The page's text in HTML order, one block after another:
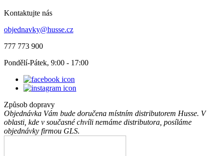
Kontaktujte nás
objednavky@husse.cz
777 773 900
Pondělí-Pátek, 9:00 - 17:00
Způsob dopravy
Objednávka Vám bude doručena místním distributorem Husse. V
oblasti, kde v současné chvíli nemáme distributora, posíláme
objednávky firmou GLS.